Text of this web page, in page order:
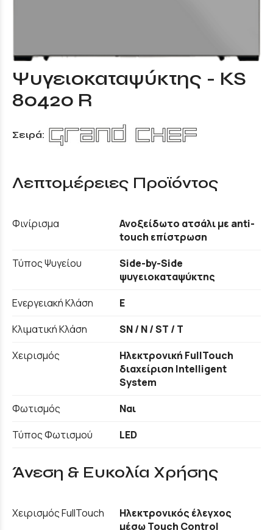
Ψυγειοκαταψύκτης - KS
80420 R
Σειρά:
Λεπτομέρειες Προϊόντος
Φινίρισμα
Ανοξείδωτο ατσάλι με anti-
touch επίστρωση
Τύπος Ψυγείου
Side-by-Side
ψυγειοκαταψύκτης
Ενεργειακή Κλάση
E
Κλιματική Κλάση
SN / N / ST / T
Χειρισμός
Ηλεκτρονική FullTouch
διαχείριση Intelligent
System
Φωτισμός
Ναι
Τύπος Φωτισμού
LED
Άνεση & Ευκολία Χρήσης
Χειρισμός FullTouch
Ηλεκτρονικός έλεγχος
μέσω Touch Control